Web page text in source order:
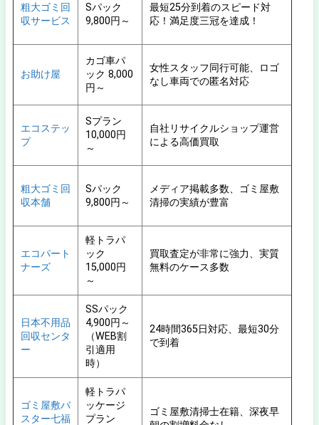
粗大ゴミ回
収サービス
Sパック
9,800円～
最短25分到着のスピード対
応！満足度三冠を達成！
お助け屋
カゴ車パ
ック 8,000
円～
女性スタッフ同行可能、ロゴ
なし車両での匿名対応
エコステッ
プ
Sプラン
10,000円
～
自社リサイクルショップ運営
による高価買取
粗大ゴミ回
収本舗
Sパック
9,800円～
メディア掲載多数、ゴミ屋敷
清掃の実績が豊富
エコパート
ナーズ
軽トラパ
ック
15,000円
～
買取査定が非常に強力、実質
無料のケース多数
日本不用品
回収センタ
ー
SSパック
4,900円～
（WEB割
引適用
時）
24時間365日対応、最短30分
で到着
ゴミ屋敷バ
スター七福
軽トラパ
ッケージ
プラン
ゴミ屋敷清掃士在籍、深夜早